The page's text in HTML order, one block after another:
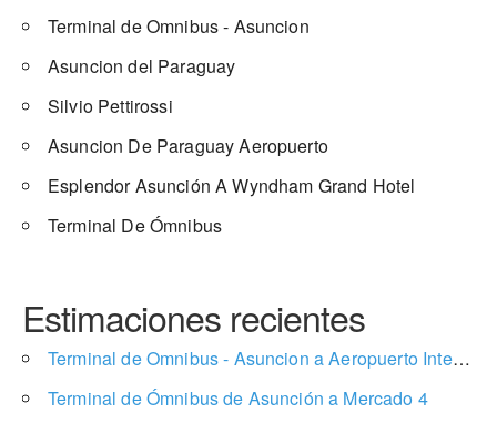
Terminal de Omnibus - Asuncion
Asuncion del Paraguay
Silvio Pettirossi
Asuncion De Paraguay Aeropuerto
Esplendor Asunción A Wyndham Grand Hotel
Terminal De Ómnibus
Estimaciones recientes
Terminal de Omnibus - Asuncion a Aeropuerto Internacional Silvio Pettirossi
Terminal de Ómnibus de Asunción a Mercado 4